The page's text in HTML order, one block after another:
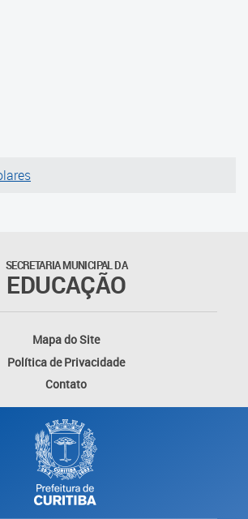
SECRETARIA MUNICIPAL DA
EDUCAÇÃO
Mapa do Site
Política de Privacidade
Contato